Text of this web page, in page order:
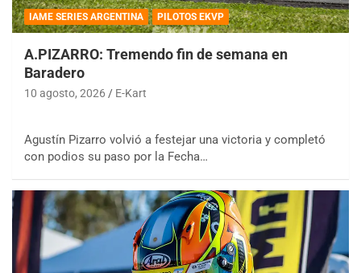
IAME SERIES ARGENTINA PILOTOS EKVP
A.PIZARRO: Tremendo fin de semana en
Baradero
10 agosto, 2026 E-Kart
Agustín Pizarro volvió a festejar una victoria y completó
con podios su paso por la Fecha…